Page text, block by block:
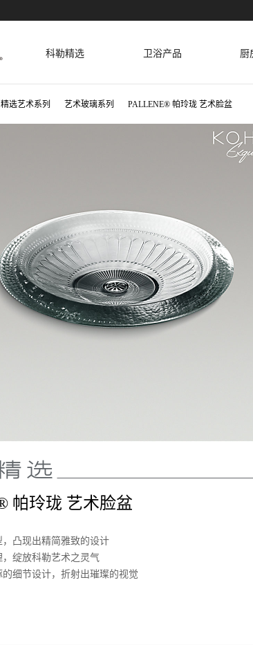
科勒精选 卫浴产品 厨
精选艺术系列 艺术玻璃系列 PALLENE® 帕玲珑 艺术脸盆
帕玲珑 艺术脸盆
凸现出精简雅致的设计
绽放科勒艺术之灵气
细节设计，折射出璀璨的视觉